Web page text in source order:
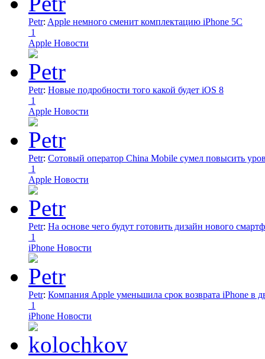
Petr: Apple немного сменит комплектацию iPhone 5C
1
Apple Новости
Petr: Новые подробности того какой будет iOS 8
1
Apple Новости
Petr: Сотовый оператор China Mobile сумел повысить
1
Apple Новости
Petr: На основе чего будут готовить дизайн нового
1
iPhone Новости
Petr: Компания Apple уменьшила срок возврата iPhone в
1
iPhone Новости